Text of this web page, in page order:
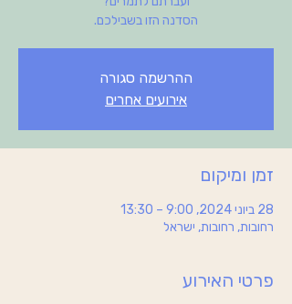
הסדנה הזו בשבילכם.
ההרשמה סגורה
אירועים אחרים
זמן ומיקום
28 ביוני 2024, 9:00 – 13:30
רחובות, רחובות, ישראל
פרטי האירוע